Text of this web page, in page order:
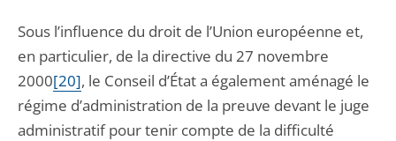
Sous l’influence du droit de l’Union européenne et,
en particulier, de la directive du 27 novembre
2000[20], le Conseil d’État a également aménagé le
régime d’administration de la preuve devant le juge
administratif pour tenir compte de la difficulté